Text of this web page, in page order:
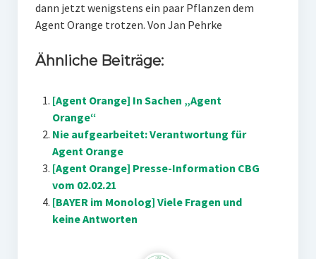
dann jetzt wenigstens ein paar Pflanzen dem
Agent Orange trotzen. Von Jan Pehrke
Ähnliche Beiträge:
[Agent Orange] In Sachen „Agent
Orange“
Nie aufgearbeitet: Verantwortung für
Agent Orange
[Agent Orange] Presse-Information CBG
vom 02.02.21
[BAYER im Monolog] Viele Fragen und
keine Antworten